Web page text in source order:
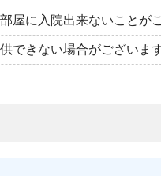
屋に入院出来ないことが
できない場合がございま